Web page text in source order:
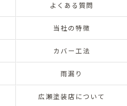
よくある質問
当社の特徴
カバー工法
雨漏り
広瀬塗装店について